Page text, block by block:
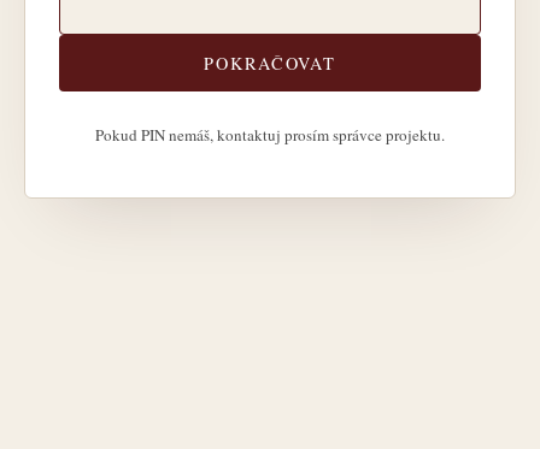
POKRAČOVAT
Pokud PIN nemáš, kontaktuj prosím správce projektu.